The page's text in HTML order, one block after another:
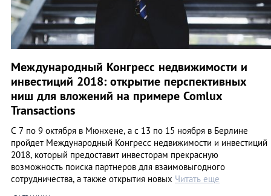
Международный Конгресс недвижимости и
инвестиций 2018: открытие перспективных
ниш для вложений на примере Comlux
Transactions
С 7 по 9 октября в Мюнхене, а с 13 по 15 ноября в Берлине
пройдет Международный Конгресс недвижимости и инвестиций
2018, который предоставит инвесторам прекрасную
возможность поиска партнеров для взаимовыгодного
сотрудничества, а также открытия новых Читать еще